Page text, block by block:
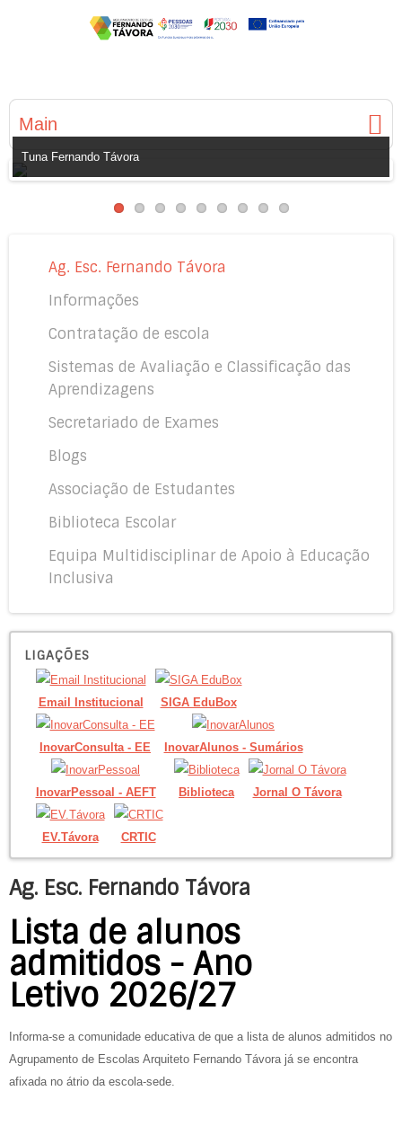
Main
Tuna Fernando Távora
Ag. Esc. Fernando Távora
Informações
Contratação de escola
Sistemas de Avaliação e Classificação das
Aprendizagens
Secretariado de Exames
Blogs
Associação de Estudantes
Biblioteca Escolar
Equipa Multidisciplinar de Apoio à Educação
Inclusiva
LIGAÇÕES
Email Institucional SIGA EduBox
InovarConsulta - EE InovarAlunos - Sumários
InovarPessoal - AEFT Biblioteca Jornal O Távora
EV.Távora CRTIC
Ag. Esc. Fernando Távora
Lista de alunos
admitidos - Ano
Letivo 2026/27
Informa-se a comunidade educativa de que a lista de alunos admitidos no
Agrupamento de Escolas Arquiteto Fernando Távora já se encontra
afixada no átrio da escola-sede.